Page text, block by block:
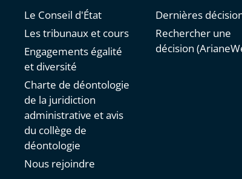
Le Conseil d'État
Les tribunaux et cours
Engagements égalité
et diversité
Charte de déontologie
de la juridiction
administrative et avis
du collège de
déontologie
Nous rejoindre
Dernières
Rechercher une
décision